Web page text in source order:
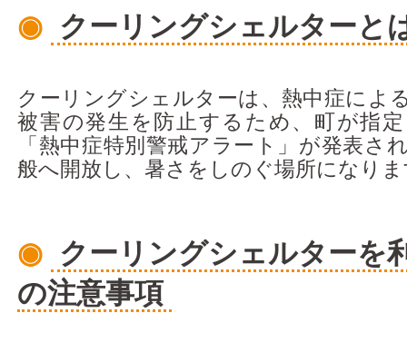
◉ クーリングシェルターと
クーリングシェルターは、熱中症によ
被害の発生を防止するため、町が指
「熱中症特別警戒アラート」が発表さ
般へ開放し、暑さをしのぐ場所になり
◉ クーリングシェルターを
の注意事項